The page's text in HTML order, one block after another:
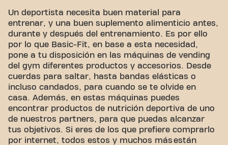
Un deportista necesita buen material para
entrenar, y una buen suplemento alimenticio antes,
durante y después del entrenamiento. Es por ello
por lo que Basic-Fit, en base a esta necesidad,
pone a tu disposición en las máquinas de vending
del gym diferentes productos y accesorios. Desde
cuerdas para saltar, hasta bandas elásticas o
incluso candados, para cuando se te olvide en
casa. Además, en estas máquinas puedes
encontrar productos de nutrición deportiva de uno
de nuestros partners, para que puedas alcanzar
tus objetivos. Si eres de los que prefiere comprarlo
por internet, todos estos y muchos más están